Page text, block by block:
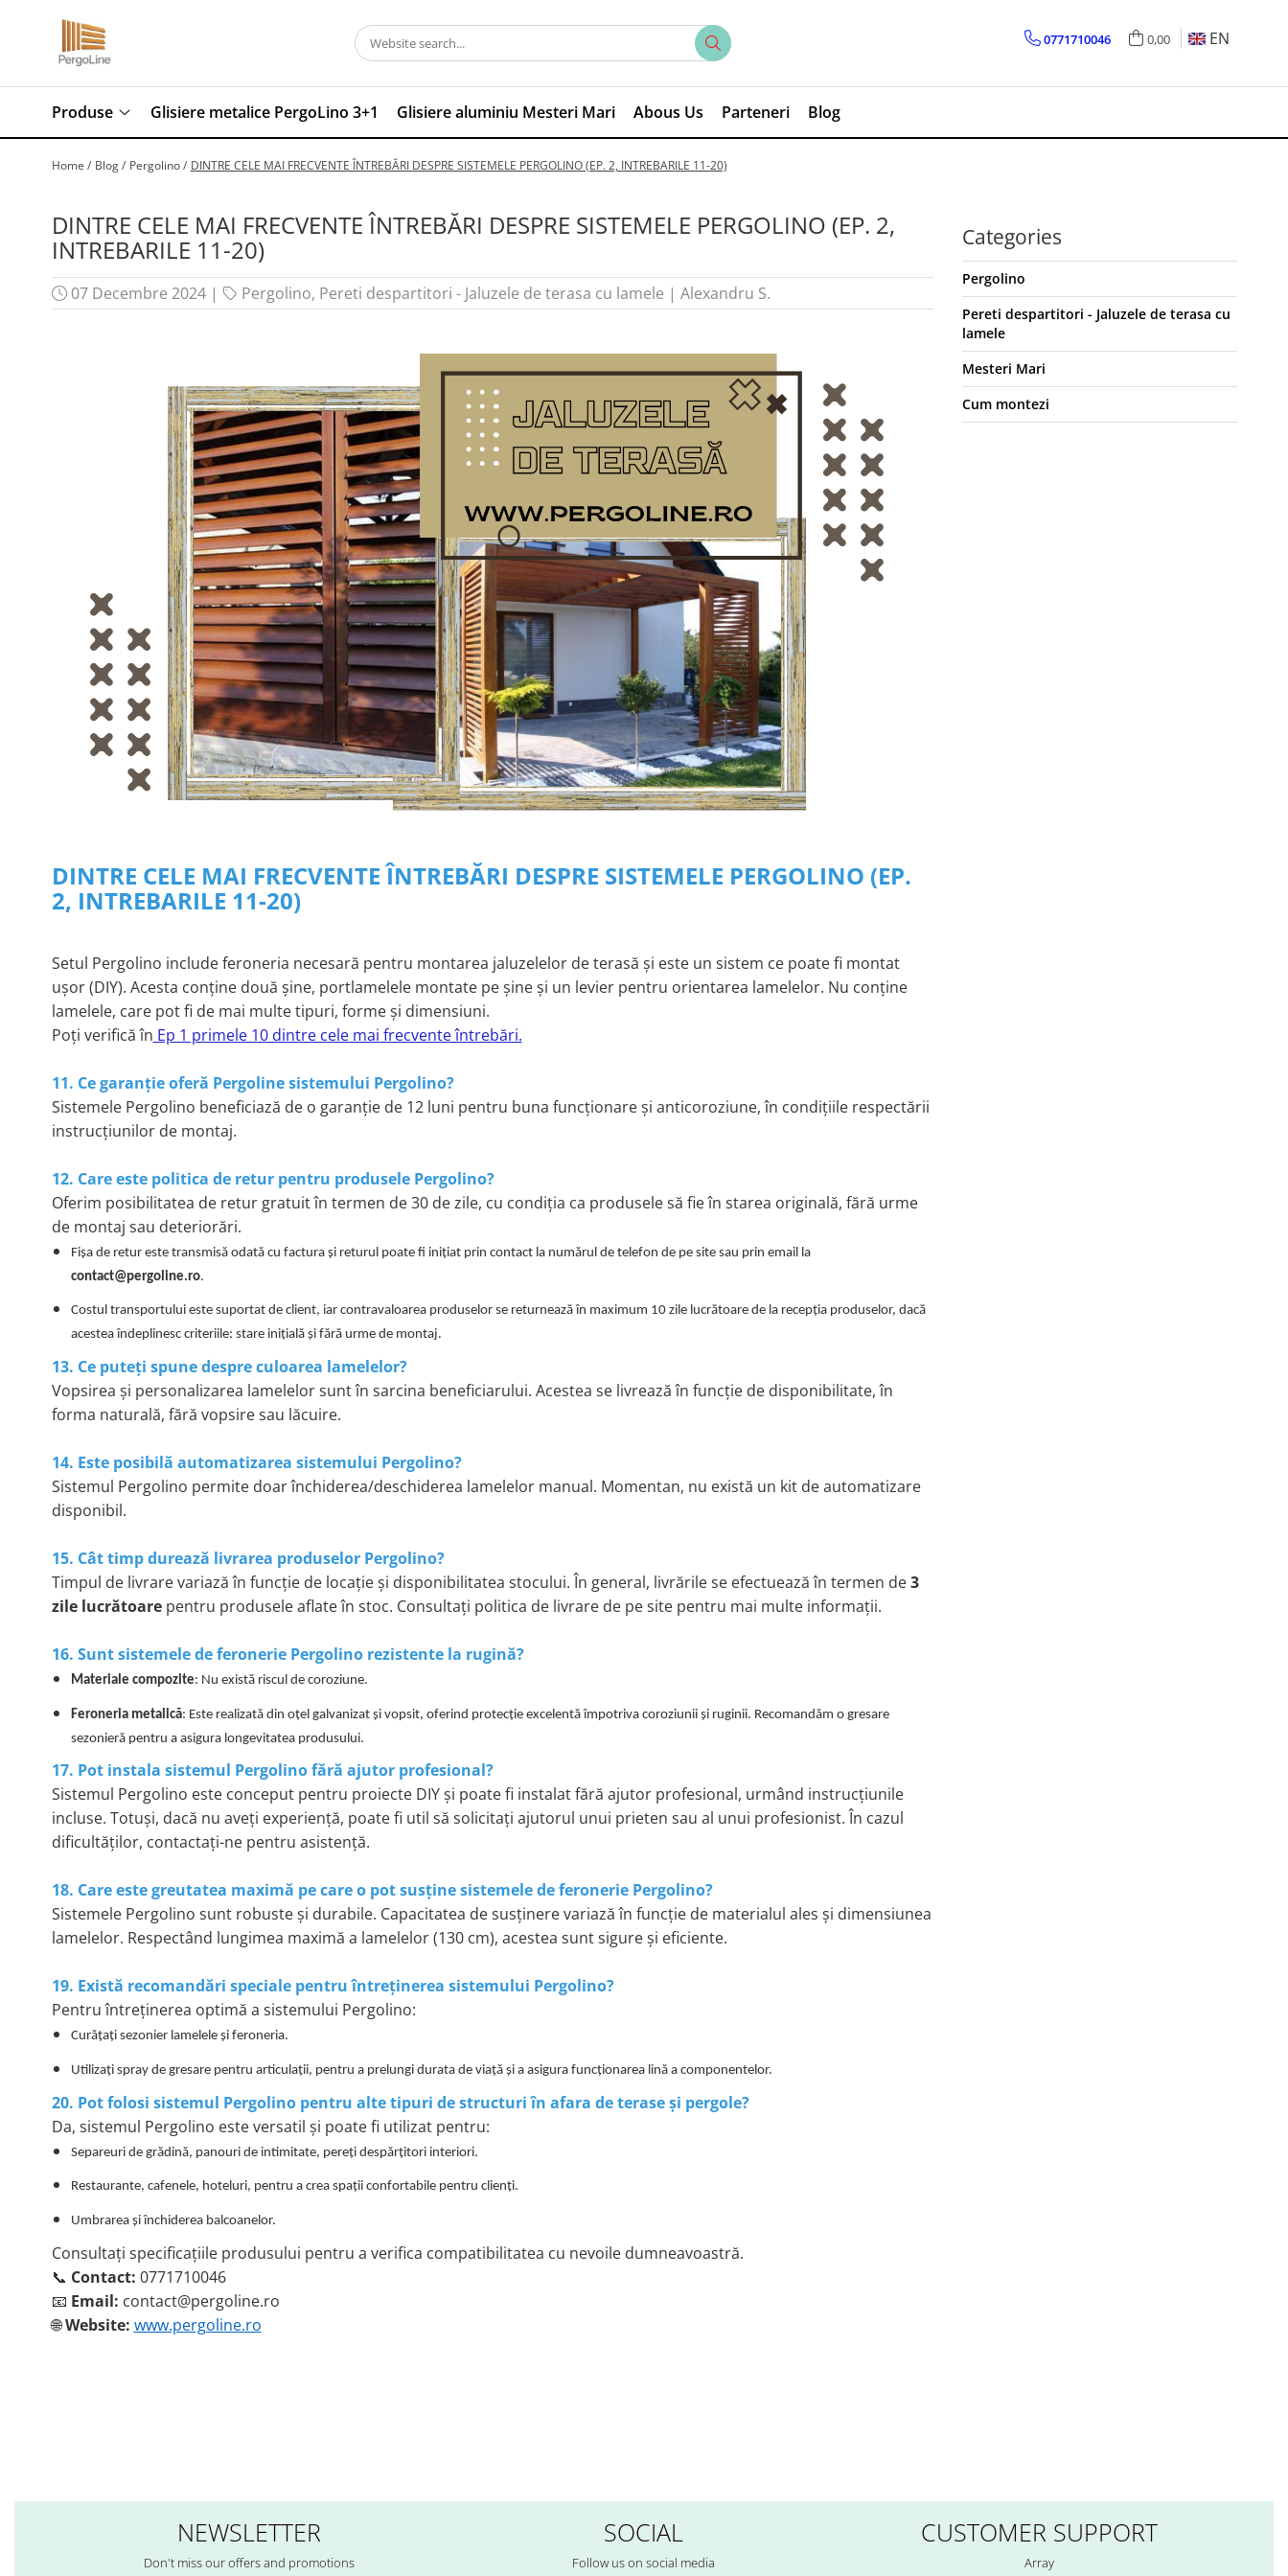
Produse
Kit PergoLino orizontal
PergoLino Vertical
Tratarea lemnului
DecoLine
Conectori metalici
Decoratiuni ''Tree of life"
Decoratiuni Florale
0771710046 0,00 EN
Produse Glisiere metalice PergoLino 3+1 Glisiere aluminiu Mesteri Mari Abous Us Parteneri Blog
Home / Blog / Pergolino / DINTRE CELE MAI FRECVENTE ÎNTREBĂRI DESPRE SISTEMELE PERGOLINO (EP. 2, INTREBARILE 11-20)
DINTRE CELE MAI FRECVENTE ÎNTREBĂRI DESPRE SISTEMELE PERGOLINO (EP. 2,
INTREBARILE 11-20)
07 Decembre 2024| Pergolino, Pereti despartitori - Jaluzele de terasa cu lamele | Alexandru S.
DINTRE CELE MAI FRECVENTE ÎNTREBĂRI DESPRE SISTEMELE PERGOLINO (EP.
2, INTREBARILE 11-20)
Setul Pergolino include feroneria necesară pentru montarea jaluzelelor de terasă și este un sistem ce poate fi montat
ușor (DIY). Acesta conține două șine, portlamelele montate pe șine și un levier pentru orientarea lamelelor. Nu conține
lamelele, care pot fi de mai multe tipuri, forme și dimensiuni.
Poți verifică în Ep 1 primele 10 dintre cele mai frecvente întrebări.
11. Ce garanție oferă Pergoline sistemului Pergolino?
Sistemele Pergolino beneficiază de o garanție de 12 luni pentru buna funcționare și anticoroziune, în condițiile respectării
instrucțiunilor de montaj.
12. Care este politica de retur pentru produsele Pergolino?
Oferim posibilitatea de retur gratuit în termen de 30 de zile, cu condiția ca produsele să fie în starea originală, fără urme
de montaj sau deteriorări.
Fișa de retur este transmisă odată cu factura și returul poate fi inițiat prin contact la numărul de telefon de pe site sau prin email la
contact@pergoline.ro.
Costul transportului este suportat de client, iar contravaloarea produselor se returnează în maximum 10 zile lucrătoare de la recepția produselor, dacă
acestea îndeplinesc criteriile: stare inițială și fără urme de montaj.
13. Ce puteți spune despre culoarea lamelelor?
Vopsirea și personalizarea lamelelor sunt în sarcina beneficiarului. Acestea se livrează în funcție de disponibilitate, în
forma naturală, fără vopsire sau lăcuire.
14. Este posibilă automatizarea sistemului Pergolino?
Sistemul Pergolino permite doar închiderea/deschiderea lamelelor manual. Momentan, nu există un kit de automatizare
disponibil.
15. Cât timp durează livrarea produselor Pergolino?
Timpul de livrare variază în funcție de locație și disponibilitatea stocului. În general, livrările se efectuează în termen de3
zile lucrătoarepentru produsele aflate în stoc. Consultați politica de livrare de pe site pentru mai multe informații.
16. Sunt sistemele de feronerie Pergolino rezistente la rugină?
Materiale compozite: Nu există riscul de coroziune.
Feroneria metalică: Este realizată din oțel galvanizat și vopsit, oferind protecție excelentă împotriva coroziunii și ruginii. Recomandăm o gresare
sezonieră pentru a asigura longevitatea produsului.
17. Pot instala sistemul Pergolino fără ajutor profesional?
Sistemul Pergolino este conceput pentru proiecte DIY și poate fi instalat fără ajutor profesional, urmând instrucțiunile
incluse. Totuși, dacă nu aveți experiență, poate fi util să solicitați ajutorul unui prieten sau al unui profesionist. În cazul
dificultăților, contactați-ne pentru asistență.
18. Care este greutatea maximă pe care o pot susține sistemele de feronerie Pergolino?
Sistemele Pergolino sunt robuste și durabile. Capacitatea de susținere variază în funcție de materialul ales și dimensiunea
lamelelor. Respectând lungimea maximă a lamelelor (130 cm), acestea sunt sigure și eficiente.
19. Există recomandări speciale pentru întreținerea sistemului Pergolino?
Pentru întreținerea optimă a sistemului Pergolino:
Curățați sezonier lamelele și feroneria.
Utilizați spray de gresare pentru articulații, pentru a prelungi durata de viață și a asigura funcționarea lină a componentelor.
20. Pot folosi sistemul Pergolino pentru alte tipuri de structuri în afara de terase și pergole?
Da, sistemul Pergolino este versatil și poate fi utilizat pentru:
Separeuri de grădină, panouri de intimitate, pereți despărțitori interiori.
Restaurante, cafenele, hoteluri, pentru a crea spații confortabile pentru clienți.
Umbrarea și închiderea balcoanelor.
Consultați specificațiile produsului pentru a verifica compatibilitatea cu nevoile dumneavoastră.
📞 Contact: 0771710046
📧 Email: contact@pergoline.ro
🌐 Website: www.pergoline.ro
Categories
Pergolino
Pereti despartitori - Jaluzele de terasa cu
lamele
Mesteri Mari
Cum montezi
NEWSLETTER
Don't miss our offers and promotions
SOCIAL
Follow us on social media
CUSTOMER SUPPORT
Array